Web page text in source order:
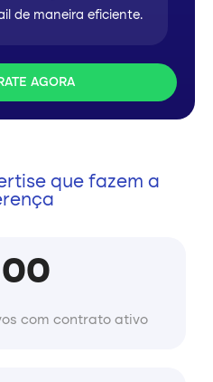
de maneira eficiente.
AGORA
que fazem a
com contrato ativo